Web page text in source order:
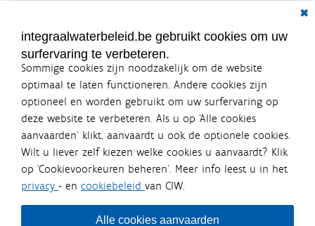
LOGIN VEREIST
integraalwaterbeleid.be gebruikt cookies om uw
surfervaring te verbeteren.
Sommige cookies zijn noodzakelijk om de website
optimaal te laten functioneren. Andere cookies zijn
optioneel en worden gebruikt om uw surfervaring op
deze website te verbeteren. Als u op ‘Alle cookies
aanvaarden’ klikt, aanvaardt u ook de optionele cookies.
Wilt u liever zelf kiezen welke cookies u aanvaardt? Klik
op ‘Cookievoorkeuren beheren’. Meer info leest u in het
privacy - en cookiebeleid van CIW.
Alle cookies aanvaarden
Integraalwaterbeleid.be is een
officiële website van de Vlaamse
overheid
uitgegeven door Coördinatiecommissie Integraal
Waterbeleid
De Coördinatiecommissie Integraal Waterbeleid (CIW) is een
bestuursniveaus die bij het waterbeleid betrokken zijn. Ook